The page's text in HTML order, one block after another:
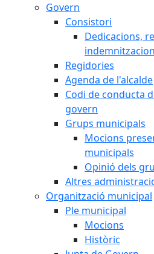
Govern
Consistori
Dedicacions,
Regidories
Agenda de l'alcalde
Codi de conducta
govern
Grups municipals
Mocions
municipals
Opinió dels
Altres
Organització municipal
Ple municipal
Mocions
Històric